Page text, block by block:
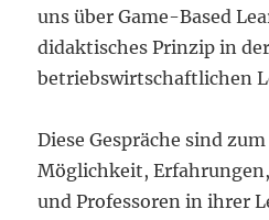
uns über Game-Based
didaktisches Prinzip in der
betriebswirtschaftlichen
Diese Gespräche sind
Möglichkeit,
und Professoren in ihrer